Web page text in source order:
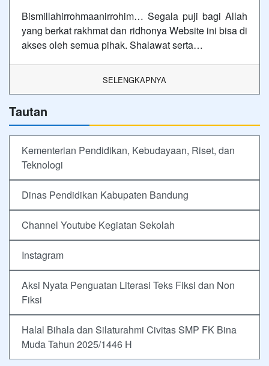
Bismillahirrohmaanirrohim… Segala puji bagi Allah
yang berkat rakhmat dan ridhonya Website ini bisa di
akses oleh semua pihak. Shalawat serta…
SELENGKAPNYA
Tautan
Kementerian Pendidikan, Kebudayaan, Riset, dan
Teknologi
Dinas Pendidikan Kabupaten Bandung
Channel Youtube Kegiatan Sekolah
Instagram
Aksi Nyata Penguatan Literasi Teks Fiksi dan Non
Fiksi
Halal Bihala dan Silaturahmi Civitas SMP FK Bina
Muda Tahun 2025/1446 H